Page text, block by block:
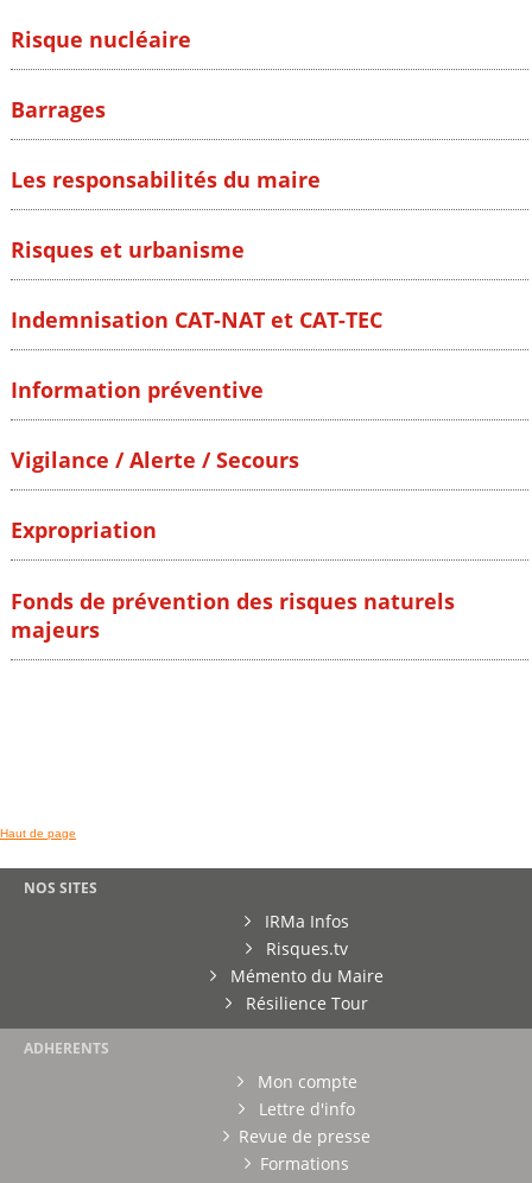
Risque nucléaire
Barrages
Les responsabilités du maire
Risques et urbanisme
Indemnisation CAT-NAT et CAT-TEC
Information préventive
Vigilance / Alerte / Secours
Expropriation
Fonds de prévention des risques naturels
majeurs
Haut de page
NOS SITES
IRMa Infos
Risques.tv
Mémento du Maire
Résilience Tour
ADHERENTS
Mon compte
Lettre d'info
Revue de presse
Formations